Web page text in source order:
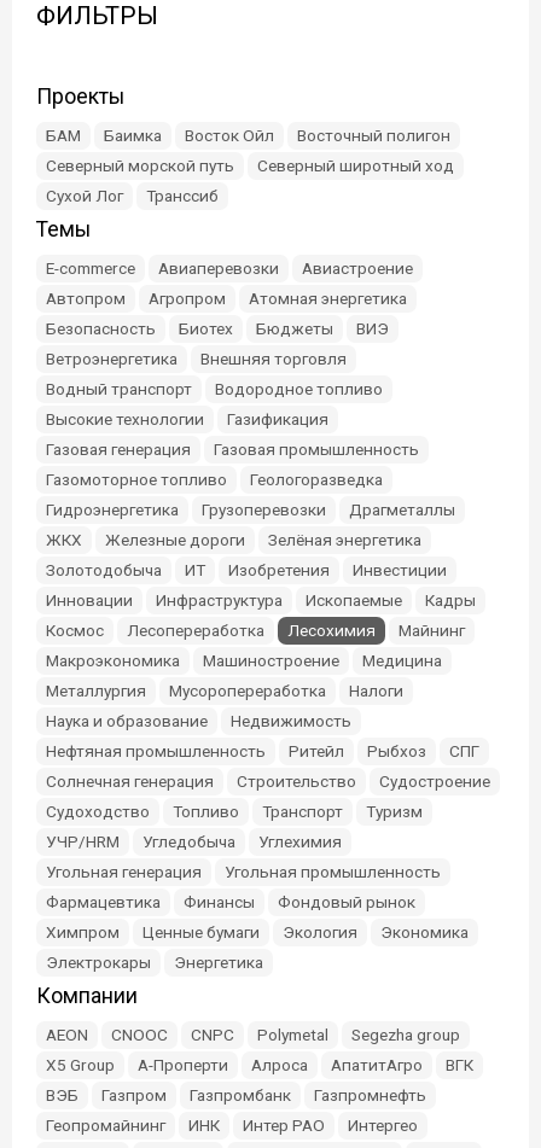
ФИЛЬТРЫ
Проекты
БАМ Баимка Восток Ойл
Восточный полигон
Северный морской путь
Северный широтный ход
Сухой Лог
Транссиб
Темы
E-commerce Авиаперевозки
Авиастроение
Автопром
Агропром
Атомная энергетика
Безопасность
Биотех Бюджеты
ВИЭ
Ветроэнергетика
Внешняя торговля
Водный транспорт
Водородное топливо
Высокие технологии
Газификация
Газовая генерация
Газовая промышленность
Газомоторное топливо
Геологоразведка
Гидроэнергетика
Грузоперевозки
Драгметаллы
ЖКХ
Железные дороги
Зелёная энергетика
Золотодобыча
ИТ Изобретения
Инвестиции
Инновации
Инфраструктура Ископаемые
Кадры
Космос
Лесопереработка Лесохимия
Майнинг
Макроэкономика
Машиностроение
Медицина
Металлургия
Мусоропереработка
Налоги
Наука и образование
Недвижимость
Нефтяная промышленность
Ритейл Рыбхоз
СПГ
Солнечная генерация
Строительство
Судостроение
Судоходство
Топливо Транспорт
Туризм
УЧР/HRM
Угледобыча
Углехимия
Угольная генерация
Угольная промышленность
Фармацевтика
Финансы
Фондовый рынок
Химпром
Ценные бумаги Экология
Экономика
Электрокары
Энергетика
Компании
AEON CNOOC CNPC Polymetal
Segezha group
X5 Group
А-Проперти Алроса АпатитАгро
ВГК
ВЭБ
Газпром Газпромбанк
Газпромнефть
Геопромайнинг
ИНК Интер РАО
Интергео